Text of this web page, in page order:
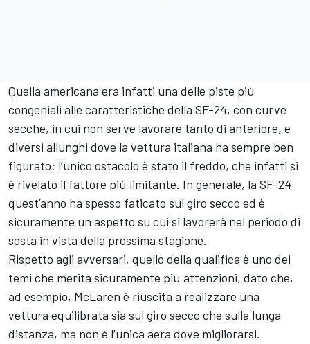
Quella americana era infatti una delle piste più
congeniali alle caratteristiche della SF-24, con curve
secche, in cui non serve lavorare tanto di anteriore, e
diversi allunghi dove la vettura italiana ha sempre ben
figurato: l’unico ostacolo è stato il freddo, che infatti si
è rivelato il fattore più limitante. In generale, la SF-24
quest’anno ha spesso faticato sul giro secco ed è
sicuramente un aspetto su cui si lavorerà nel periodo di
sosta in vista della prossima stagione.
Rispetto agli avversari, quello della qualifica è uno dei
temi che merita sicuramente più attenzioni, dato che,
ad esempio, McLaren è riuscita a realizzare una
vettura equilibrata sia sul giro secco che sulla lunga
distanza, ma non è l’unica aera dove migliorarsi.